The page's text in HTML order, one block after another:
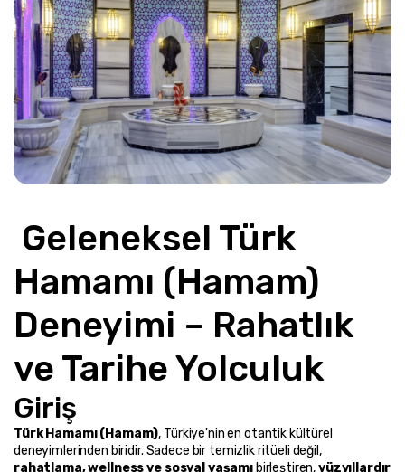
Hamamı (Hamam)
Deneyimi – Rahatlık
ve Tarihe Yolculuk
Giriş
Türk Hamamı (Hamam), Türkiye'nin en otantik kültürel
deneyimlerinden biridir. Sadece bir temizlik ritüeli değil,
rahatlama, wellness ve sosyal yaşamı birleştiren, yüzyıllardır